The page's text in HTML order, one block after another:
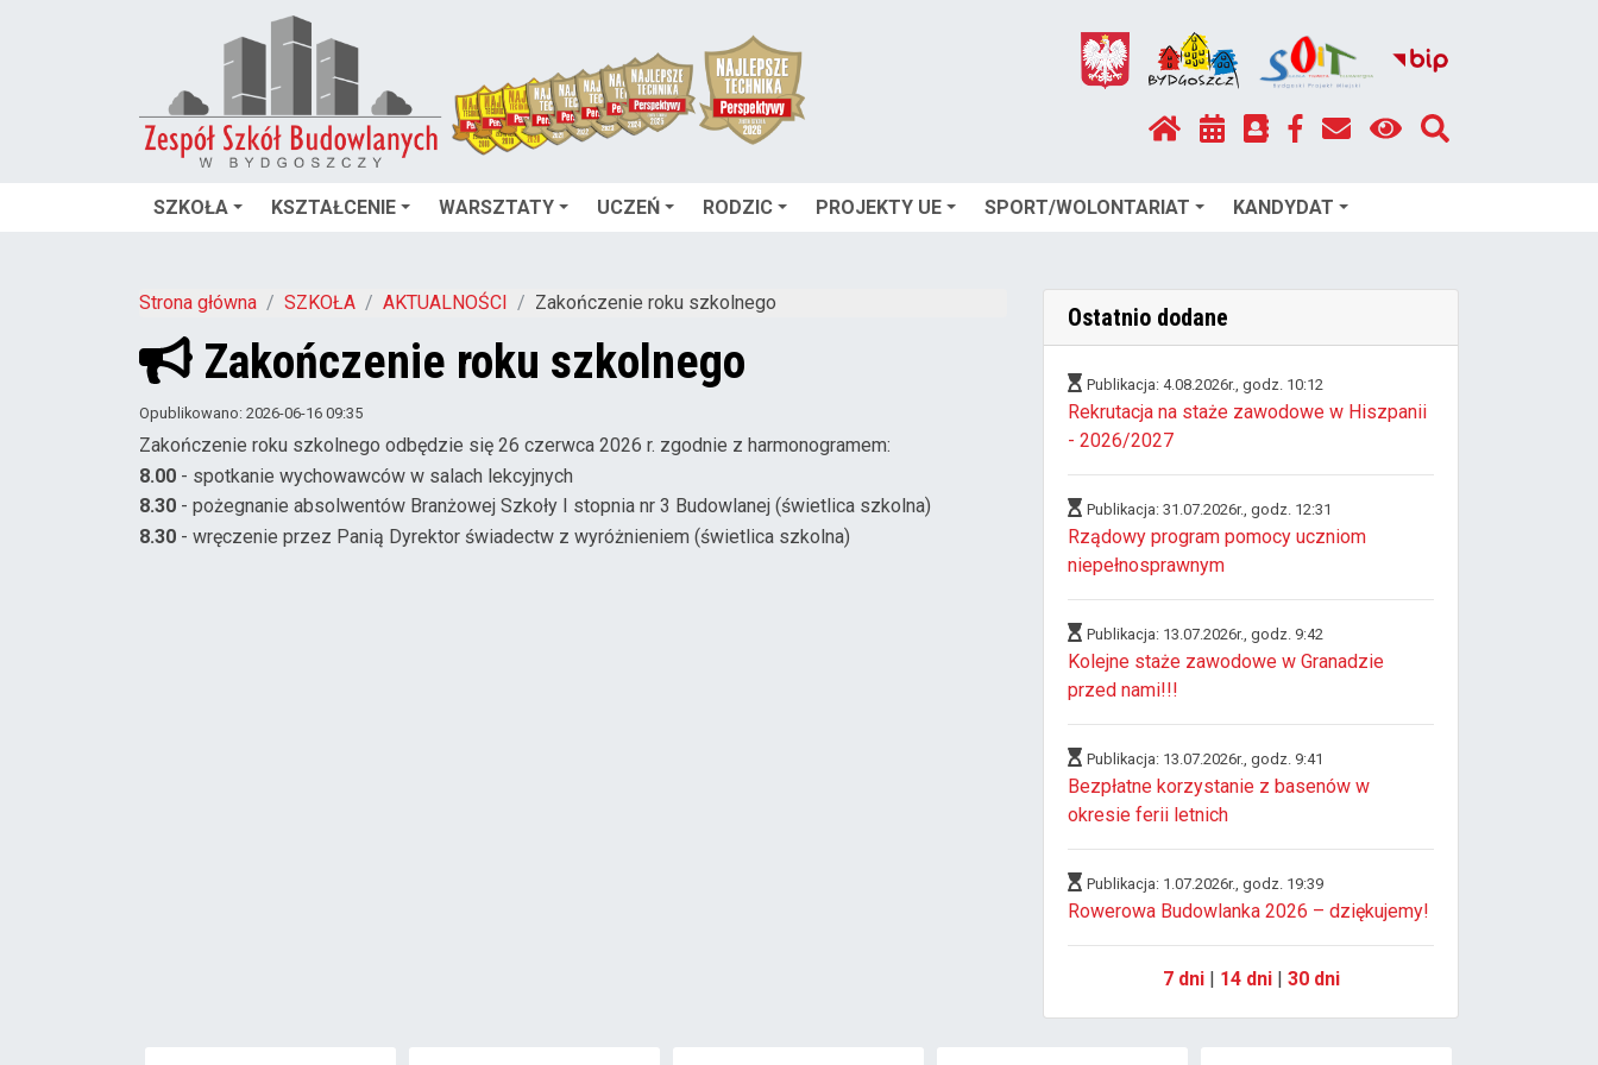
SZKOŁA KSZTAŁCENIE WARSZTATY UCZEŃ RODZIC PROJEKTY UE SPORT/WOLONTARIAT KANDYDAT
Strona główna SZKOŁA AKTUALNOŚCI Zakończenie roku szkolnego
Zakończenie roku szkolnego
Opublikowano: 2026-06-16 09:35
Zakończenie roku szkolnego odbędzie się 26 czerwca 2026 r. zgodnie z harmonogramem:
8.00 - spotkanie wychowawców w salach lekcyjnych
8.30 - pożegnanie absolwentów Branżowej Szkoły I stopnia nr 3 Budowlanej (świetlica szkolna)
8.30 - wręczenie przez Panią Dyrektor świadectw z wyróżnieniem (świetlica szkolna)
Ostatnio dodane
Publikacja: 4.08.2026r., godz. 10:12
Rekrutacja na staże zawodowe w Hiszpanii
- 2026/2027
Publikacja: 31.07.2026r., godz. 12:31
Rządowy program pomocy uczniom
niepełnosprawnym
Publikacja: 13.07.2026r., godz. 9:42
Kolejne staże zawodowe w Granadzie
przed nami!!!
Publikacja: 13.07.2026r., godz. 9:41
Bezpłatne korzystanie z basenów w
okresie ferii letnich
Publikacja: 1.07.2026r., godz. 19:39
Rowerowa Budowlanka 2026 – dziękujemy!
7 dni| 14 dni| 30 dni